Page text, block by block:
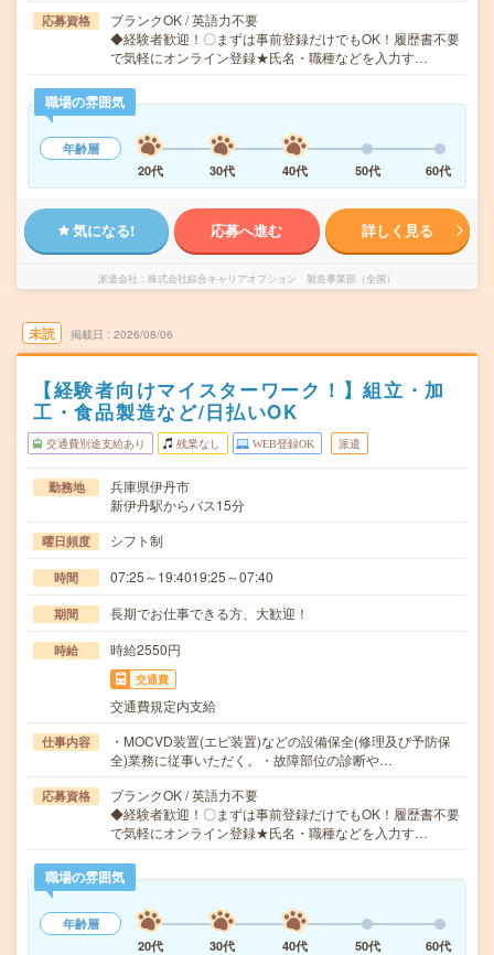
応募資格
ブランクOK / 英語力不要
◆経験者歓迎！〇まずは事前登録だけでもOK！履歴書不要
で気軽にオンライン登録★氏名・職種などを入力す…
職場の雰囲気
年齢層
20代
30代 40代 50代 60代
気になる! 応募へ進む 詳しく見る
派遣会社 株式会社綜合キャリアオプション 製造事業部（全国）
未読 掲載日 2026/08/06
【経験者向けマイスターワーク！】組立・加
工・食品製造など/日払いOK
交通費別途支給あり 残業なし WEB登録OK 派遣
勤務地
兵庫県伊丹市
新伊丹駅からバス15分
曜日頻度 シフト制
時間 07:25～19:4019:25～07:40
期間 長期でお仕事できる方、大歓迎！
時給 時給2550円
交通費
交通費規定内支給
仕事内容
・MOCVD装置(エピ装置)などの設備保全(修理及び予防保
全)業務に従事いただく。・故障部位の診断や…
応募資格
ブランクOK / 英語力不要
◆経験者歓迎！〇まずは事前登録だけでもOK！履歴書不要
で気軽にオンライン登録★氏名・職種などを入力す…
職場の雰囲気
年齢層
20代
30代 40代 50代 60代